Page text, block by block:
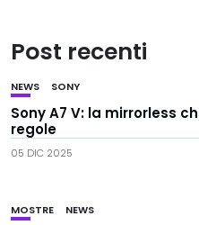
Post recenti
NEWS SONY
Sony A7 V: la mirrorless
regole
05 DIC 2025
MOSTRE NEWS